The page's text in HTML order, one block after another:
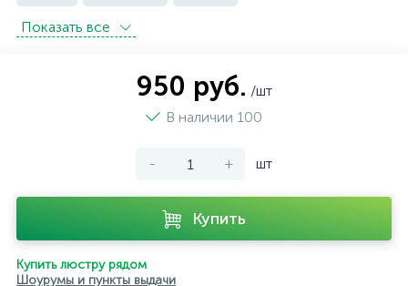
встраиваемые трековые
модульные трековые подвесные трековые
светильники для модульной системы
черные ЭРА Crystal Lux Ambrella
Показать всe
950 руб. /шт
В наличии 100
- + шт
Купить
Купить люстру рядом
Шоурумы и пункты выдачи